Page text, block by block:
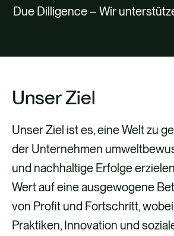
Due Dilligence – Wir
Unser Ziel
Unser Ziel ist es, eine Welt zu
der Unternehmen
und nachhaltige Erfolge
Wert auf eine ausgewogene
von Profit und Fortschritt,
Praktiken, Innovation und